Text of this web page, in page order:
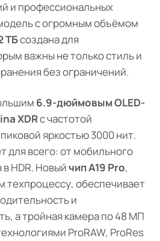
и профессиональных
с огромным объёмом
ТБсоздана для
важны не только стиль и
без ограничений.
6.9-дюймовым OLED-
XDRс частотой
яркостью 3000 нит.
для всего: от мобильного
HDR. Новыйчип A19 Pro,
техпроцессу, обеспечивает
и
а тройная камера по 48 МП
ProRAW, ProRes